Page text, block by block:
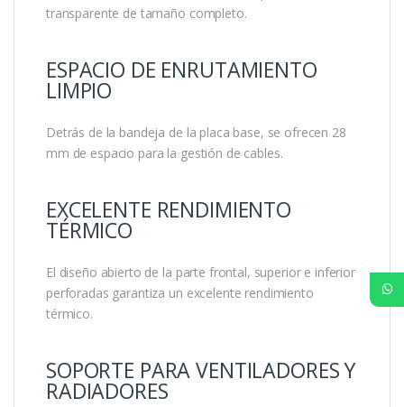
transparente de tamaño completo.
ESPACIO DE ENRUTAMIENTO
LIMPIO
Detrás de la bandeja de la placa base, se ofrecen 28
mm de espacio para la gestión de cables.
EXCELENTE RENDIMIENTO
TÉRMICO
El diseño abierto de la parte frontal, superior e inferior
perforadas garantiza un excelente rendimiento
térmico.
SOPORTE PARA VENTILADORES Y
RADIADORES